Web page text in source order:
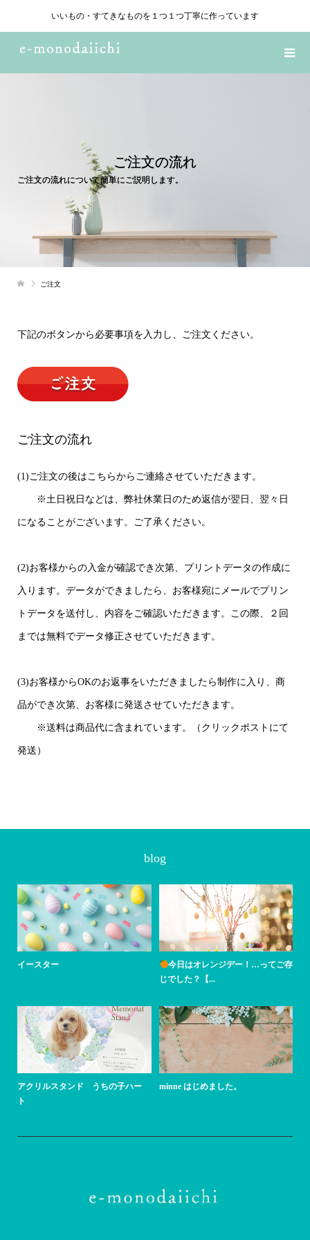
いいもの・すてきなものを１つ１つ丁寧に作っています
ご注文の流れ
ご注文の流れについて簡単にご説明します。
ご注文
下記のボタンから必要事項を入力し、ご注文ください。
ご注文の流れ
(1)ご注文の後はこちらからご連絡させていただきます。
※土日祝日などは、弊社休業日のため返信が翌日、翌々日
になることがございます。ご了承ください。
(2)お客様からの入金が確認でき次第、プリントデータの作成に
入ります。データができましたら、お客様宛にメールでプリン
トデータを送付し、内容をご確認いただきます。この際、２回
までは無料でデータ修正させていただきます。
(3)お客様からOKのお返事をいただきましたら制作に入り、商
品ができ次第、お客様に発送させていただきます。
※送料は商品代に含まれています。（クリックポストにて
発送）
blog
イースター
今日はオレンジデー！…ってご存
じでした？【...
アクリルスタンド うちの子ハー
ト
minne はじめました。